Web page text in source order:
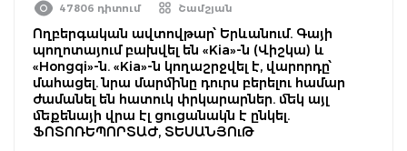
47806 դիտում Շամշյան
Ողբերգական ավտովթար՝ Երևանում. Գայի
պողոտայում բախվել են «Kia»-ն (Վիշկա) և
«Hongqi»-ն. «Kia»-ն կողաշրջվել է, վարորդը՝
մահացել. նրա մարմինը դուրս բերելու համար
ժամանել են հատուկ փրկարարներ. մեկ այլ
մեքենայի վրա էլ ցուցանակն է ընկել.
ՖՈՏՈՌԵՊՈՐՏԱԺ, ՏԵՍԱՆՅՈւԹ